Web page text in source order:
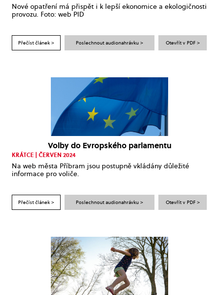
Nové opatření má přispět i k lepší ekonomice a ekologičnosti
provozu. Foto: web PID
Přečíst článek > Poslechnout audionahrávku > Otevřít v PDF >
Volby do Evropského parlamentu
KRÁTCE | ČERVEN 2024
Na web města Příbram jsou postupně vkládány důležité
informace pro voliče.
Přečíst článek > Poslechnout audionahrávku > Otevřít v PDF >